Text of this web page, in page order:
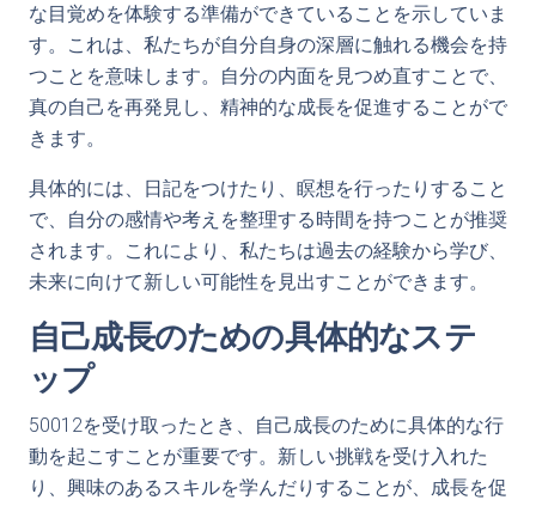
な目覚めを体験する準備ができていることを示していま
す。これは、私たちが自分自身の深層に触れる機会を持
つことを意味します。自分の内面を見つめ直すことで、
真の自己を再発見し、精神的な成長を促進することがで
きます。
具体的には、日記をつけたり、瞑想を行ったりすること
で、自分の感情や考えを整理する時間を持つことが推奨
されます。これにより、私たちは過去の経験から学び、
未来に向けて新しい可能性を見出すことができます。
自己成長のための具体的なステ
ップ
50012を受け取ったとき、自己成長のために具体的な行
動を起こすことが重要です。新しい挑戦を受け入れた
り、興味のあるスキルを学んだりすることが、成長を促